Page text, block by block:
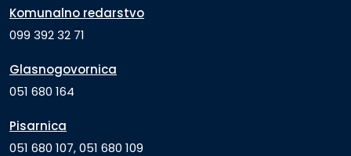
Komunalno redarstvo
099 392 32 71
Glasnogovornica
051 680 164
Pisarnica
051 680 107, 051 680 109